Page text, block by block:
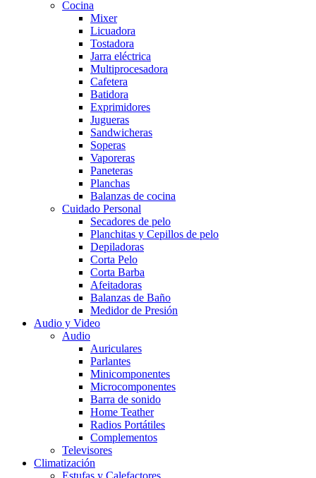
Cocina
Mixer
Licuadora
Tostadora
Jarra eléctrica
Multiprocesadora
Cafetera
Batidora
Exprimidores
Jugueras
Sandwicheras
Soperas
Vaporeras
Paneteras
Planchas
Balanzas de cocina
Cuidado Personal
Secadores de pelo
Planchitas y Cepillos de pelo
Depiladoras
Corta Pelo
Corta Barba
Afeitadoras
Balanzas de Baño
Medidor de Presión
Audio y Video
Audio
Auriculares
Parlantes
Minicomponentes
Microcomponentes
Barra de sonido
Home Teather
Radios Portátiles
Complementos
Televisores
Climatización
Estufas y Calefactores